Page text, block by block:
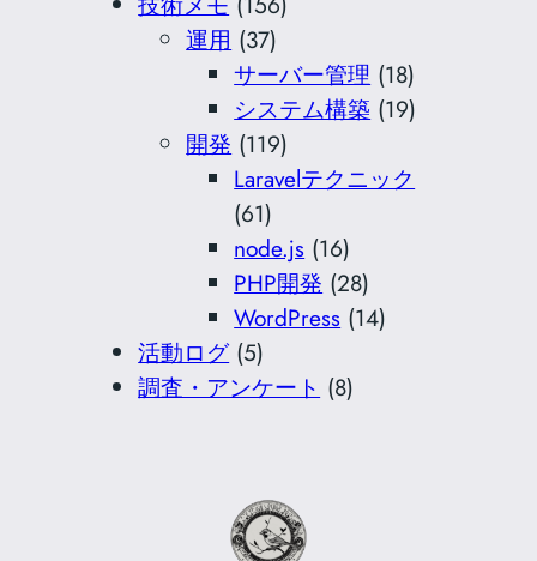
運用 (37)
サーバー管理 (18)
システム構築 (19)
開発 (119)
Laravelテクニック
(61)
node.js (16)
PHP開発 (28)
WordPress (14)
活動ログ (5)
調査・アンケート (8)